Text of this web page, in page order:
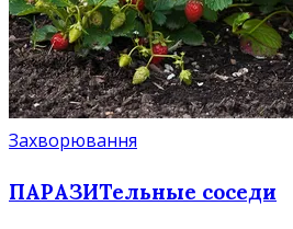
Захворювання
ПАРАЗИТельные соседи